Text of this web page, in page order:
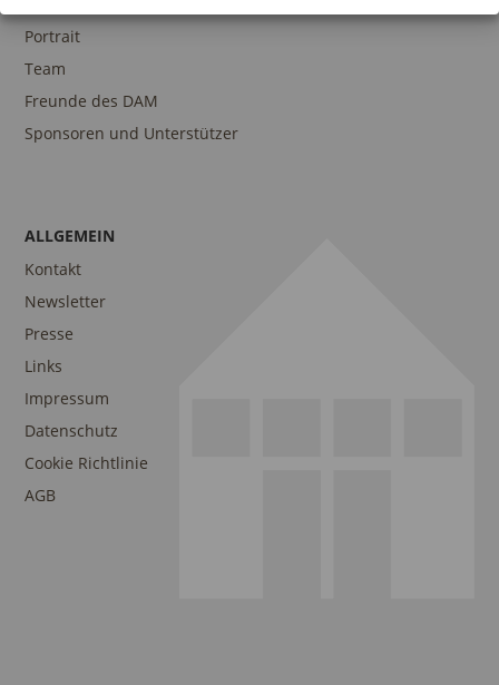
Portrait
Team
Freunde des DAM
Sponsoren und Unterstützer
ALLGEMEIN
Kontakt
Newsletter
Presse
Links
Impressum
Datenschutz
Cookie Richtlinie
AGB